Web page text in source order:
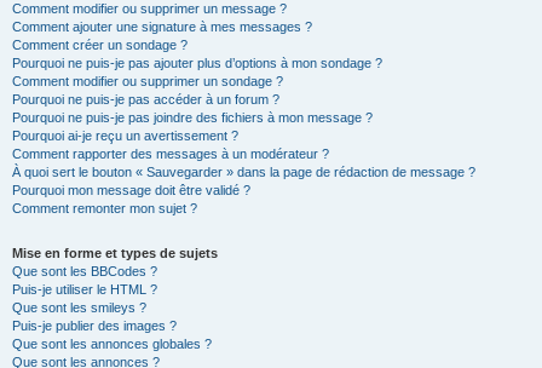
Comment modifier ou supprimer un message ?
Comment ajouter une signature à mes messages ?
Comment créer un sondage ?
Pourquoi ne puis-je pas ajouter plus d’options à mon sondage ?
Comment modifier ou supprimer un sondage ?
Pourquoi ne puis-je pas accéder à un forum ?
Pourquoi ne puis-je pas joindre des fichiers à mon message ?
Pourquoi ai-je reçu un avertissement ?
Comment rapporter des messages à un modérateur ?
À quoi sert le bouton « Sauvegarder » dans la page de rédaction de message ?
Pourquoi mon message doit être validé ?
Comment remonter mon sujet ?
Mise en forme et types de sujets
Que sont les BBCodes ?
Puis-je utiliser le HTML ?
Que sont les smileys ?
Puis-je publier des images ?
Que sont les annonces globales ?
Que sont les annonces ?